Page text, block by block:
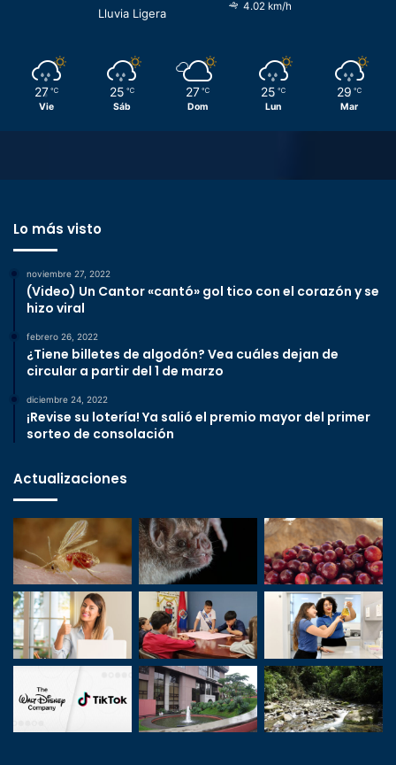
Lluvia Ligera
4.02 km/h
27 ℃
Vie
25 ℃
Sáb
27 ℃
Dom
25 ℃
Lun
29 ℃
Mar
Lo más visto
noviembre 27, 2022
(Video) Un Cantor «cantó» gol tico con el corazón y se
hizo viral
febrero 26, 2022
¿Tiene billetes de algodón? Vea cuáles dejan de
circular a partir del 1 de marzo
diciembre 24, 2022
¡Revise su lotería! Ya salió el premio mayor del primer
sorteo de consolación
Actualizaciones